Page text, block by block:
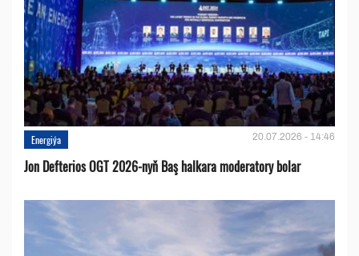
Energiýa 20.07.2026 - 14:46
Jon Defterios OGT 2026-nyň Baş halkara moderatory bolar